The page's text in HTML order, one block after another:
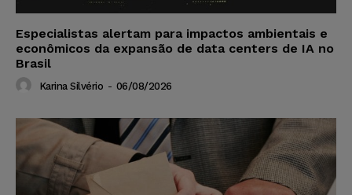
Especialistas alertam para impactos ambientais e
econômicos da expansão de data centers de IA no
Brasil
Karina Silvério - 06/08/2026